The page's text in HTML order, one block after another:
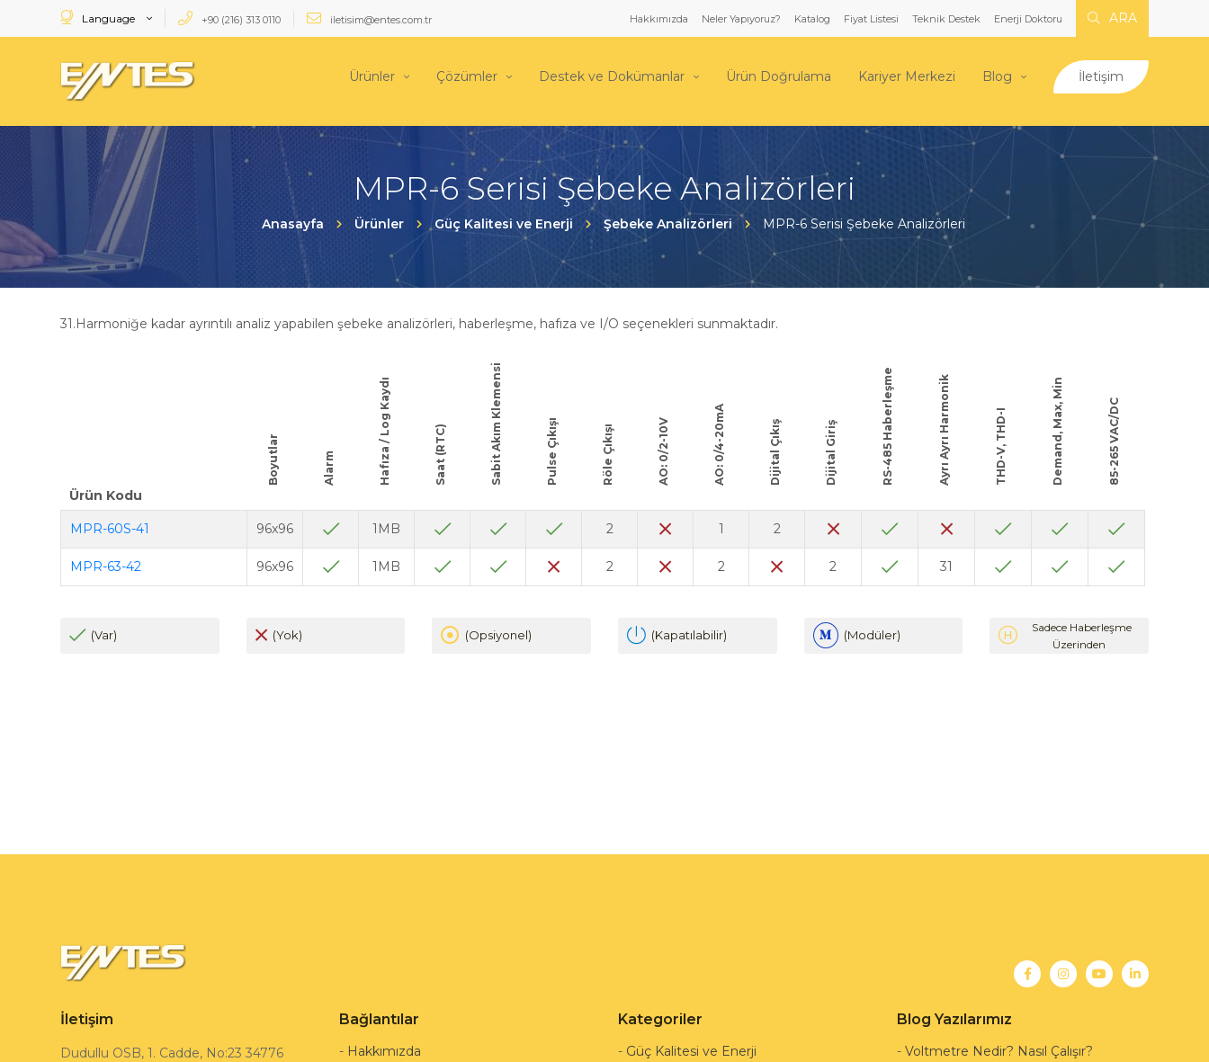
Language +90 (216) 313 0110 iletisim@entes.com.tr Hakkımızda Neler Yapıyoruz? Katalog Fiyat Listesi Teknik Destek Enerji Doktoru ARA
Ürünler Çözümler Destek ve Dokümanlar Ürün Doğrulama Kariyer Merkezi Blog İletişim
MPR-6 Serisi Şebeke Analizörleri
Anasayfa Ürünler Güç Kalitesi ve Enerji Şebeke Analizörleri MPR-6 Serisi Şebeke Analizörleri
31.Harmoniğe kadar ayrıntılı analiz yapabilen şebeke analizörleri, haberleşme, hafıza ve I/O seçenekleri sunmaktadır.
Ürün Kodu
Boyutlar Alarm Hafıza / Log Kaydı Saat (RTC) Sabit Akım Klemensi Pulse Çıkışı Röle Çıkışı AO: 0/2-10V AO: 0/4-20mA Dijital Çıkış Dijital Giriş RS-485 Haberleşme Ayrı Ayrı Harmonik THD-V, THD-I Demand, Max, Min 85-265 VAC/DC
MPR-60S-41 96x96 1MB 2 1 2
MPR-63-42 96x96 1MB 2 2 2 31
(Var) (Yok) (Opsiyonel) (Kapatılabilir) (Modüler)
Sadece Haberleşme
Üzerinden
İletişim
Dudullu OSB, 1. Cadde, No:23 34776
Bağlantılar
- Hakkımızda
Kategoriler
- Güç Kalitesi ve Enerji
Blog Yazılarımız
- Voltmetre Nedir? Nasıl Çalışır?